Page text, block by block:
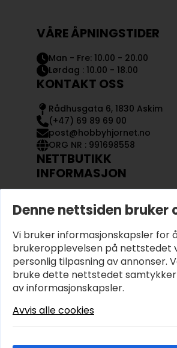
VÅRE ÅPNINGSTIDER
Man - Fre: 10.00 - 20.00
Lørdag : 10.00 - 18.00
KONTAKT OSS
Rådhusgata 6, 1830 Askim
(+47) 69 89 69 00
post@hobbyhjornet.no
ORG NR : 991698558
NETTBUTIKK
INFORMASJON
OM OSS
KJØPSVILKÅR OG BETINGELSER
PERSONVERN
Denne nettsiden bruker
Vi bruker informasjonskapsler for
brukeropplevelsen på nettstedet
personlig tilpasning av annonser.
bruke dette nettstedet
av informasjonskapsler.
Avvis alle cookies